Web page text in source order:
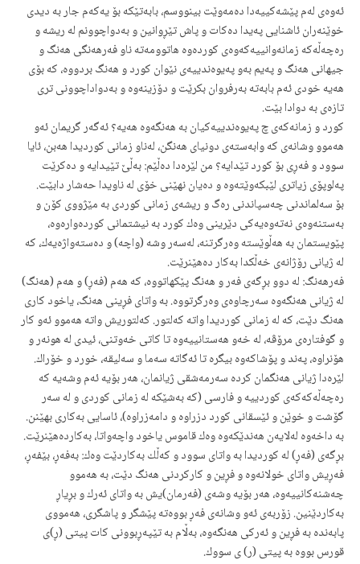
ئه‌وه‌ی له‌م پێشه‌كییه‌دا ده‌مه‌وێت بینووسم، بابه‌تێكه‌ بۆ یه‌كه‌م جار به‌ دیدی
خوێنه‌ران ئاشنایی په‌یدا ده‌كات و پاش تێڕوانین و به‌دواچوونم له‌ ریشه‌ و
ره‌چه‌ڵه‌كه‌ زمانه‌وانییه‌كه‌وه‌ی كورده‌وه‌ هاتوومه‌ته‌ ناو فه‌رهه‌نگی هه‌نگ و
جیهانی هه‌نگ و په‌یم به‌و په‌یوه‌ندییه‌ی نێوان كورد و هه‌نگ بردووه‌، كه‌ بۆی
هه‌یه‌ خودی ئه‌م بابه‌ته‌ به‌رفروان بكرێت و دۆزینه‌وه‌ و به‌دواداچوونی تری
تازه‌ی به‌ دوادا بێت.
كورد و زمانه‌كه‌ی چ په‌یوه‌ندییه‌كیان به‌ هه‌نگه‌وه‌ هه‌یه‌؟ ئه‌گه‌ر گریمان ئه‌و
هه‌موو وشانه‌ی كه‌ وابه‌سته‌ی دونیای هه‌نگن، له‌ناو زمانی كوردیدا هه‌بن، ئایا
سوود و فه‌ڕی بۆ كورد تێدایه‌؟ من لێره‌دا ده‌ڵێم: به‌ڵێ تێیدایه‌ و ده‌كرێت
په‌لوپۆی زیاتری لێبكه‌وێته‌وه‌ و ده‌یان نهێنی خۆی له‌ ناویدا حه‌شار دابێت.
بۆ سه‌لماندنی چه‌سپاندنی ره‌گ و ریشه‌ی زمانی كوردی به‌ مێژووی كۆن و
به‌ستنه‌وه‌ی نه‌ته‌وه‌یه‌كی دێرینی وه‌ك كورد به‌ نیشتمانی كورده‌واره‌وه‌،
پێویستمان به‌ هه‌ڵوێسته‌ وه‌رگرتنه‌، له‌سه‌ر وشه‌ (واچه‌) و ده‌سته‌واژه‌یه‌ك، كه‌
له‌ ژیانی رۆژانه‌ی خه‌ڵكدا به‌كار ده‌هێنرێت.
فه‌رهه‌نگ: له‌ دوو بڕگه‌ی فه‌ر و هه‌نگ پێكهاتووه‌، كه‌ هه‌م (فه‌ڕ) و هه‌م (هه‌نگ)
له‌ ژیانی هه‌نگه‌وه‌ سه‌رچاوه‌ی وه‌رگرتووه‌. به‌ واتای فڕینی هه‌نگ، یاخود كاری
هه‌نگ دێت، كه‌ له‌ زمانی كوردیدا واته‌ كه‌لتور. كه‌لتوریش واته‌ هه‌موو ئه‌و كار
و گوفتاره‌ی مرۆڤه‌، له‌ خه‌و هه‌ستانییه‌وه‌ تا كاتی خه‌وتنی، ئیدی له‌ هونه‌ر و
هۆنراوه‌، په‌ند و پۆشاكه‌وه‌ بیگره‌ تا ئه‌گاته‌ سه‌ما و سه‌لیقه‌، خورد و خۆراك.
لێره‌دا ژیانی هه‌نگمان كرده‌ سه‌رمه‌شقی ژیانمان، هه‌ر بۆیه‌ ئه‌م وشه‌یه‌ كه‌
ره‌چه‌ڵه‌كه‌كه‌ی كوردییه‌ و فارسی (كه‌ به‌شێكه‌ له‌ زمانی كوردی و له‌ سه‌ر
گۆشت و خوێن و ئێسقانی كورد دزراوه‌ و دامه‌زراوه‌)، ئاسایی به‌كاری بهێنن.
به‌ داخه‌وه‌ له‌لایه‌ن هه‌ندێكه‌وه‌ وه‌ك قاموس یاخود واچه‌واتا، به‌كارده‌هێنرێت.
بڕگه‌ی (فه‌ڕ) له‌ كوردیدا به‌ واتای سوود و كه‌ڵك به‌كاردێت وه‌ك: به‌فه‌ڕ، بێفه‌ڕ،
فه‌ڕیش واتای خولانه‌وه‌ و فڕین و كاركردنی هه‌نگ دێت، به‌ هه‌موو
چه‌شنه‌كانییه‌وه‌، هه‌ر بۆیه‌ وشه‌ی (فه‌رمان)یش به‌ واتای ئه‌رك و بڕیاڕ
به‌كاردێنین. زۆربه‌ی ئه‌و وشانه‌ی فه‌ڕ بووه‌ته‌ پێشگر و پاشگری، هه‌مووی
پابه‌نده‌ به‌ فڕین و ئه‌ركی هه‌نگه‌وه‌، به‌ڵام به‌ تێپه‌ڕبوونی كات پیتی (ڕ)ی
قورس بووه‌ به‌ پیتی (ر) ی سووك.